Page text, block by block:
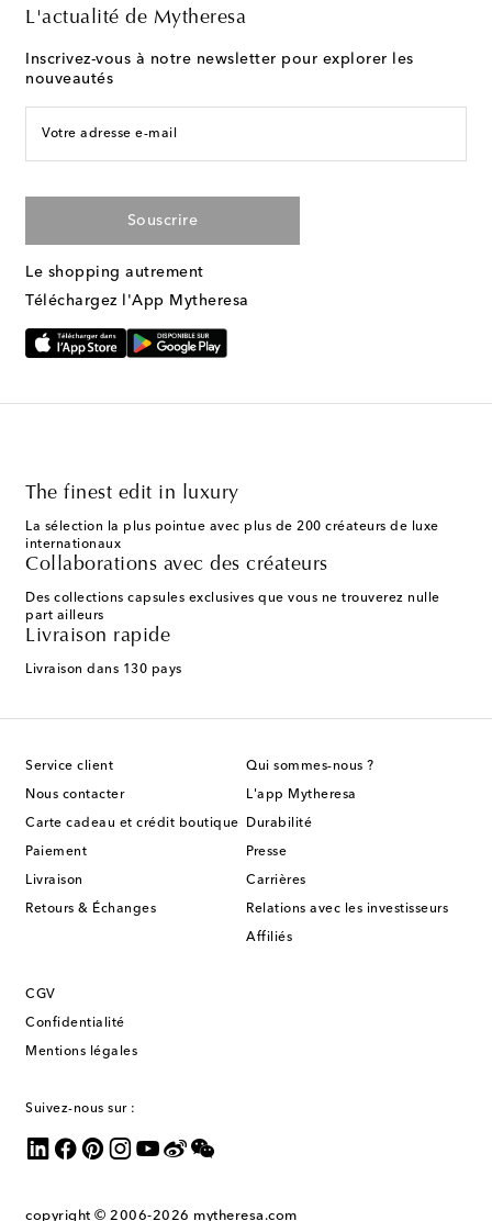
L'actualité de Mytheresa
Inscrivez-vous à notre newsletter pour explorer les
nouveautés
Votre adresse e-mail
Souscrire
Le shopping autrement
Téléchargez l'App Mytheresa
The finest edit in luxury
La sélection la plus pointue avec plus de 200 créateurs de luxe
internationaux
Collaborations avec des créateurs
Des collections capsules exclusives que vous ne trouverez nulle
part ailleurs
Livraison rapide
Livraison dans 130 pays
Service client
Nous contacter
Carte cadeau et crédit boutique
Paiement
Livraison
Retours & Échanges
Qui sommes-nous ?
L'app Mytheresa
Durabilité
Presse
Carrières
Relations avec les investisseurs
Affiliés
CGV
Confidentialité
Mentions légales
Suivez-nous sur :
copyright © 2006-2026 mytheresa.com